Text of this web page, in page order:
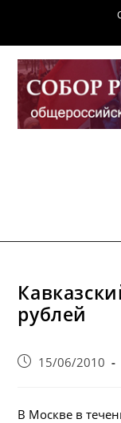
содержимому
рублей
Запись15/06/2010
В Москве в